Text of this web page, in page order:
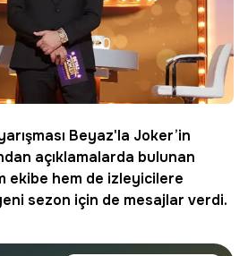
Beyaz'la Joker’in
açıklamalarda bulunan
ekibe hem de izleyicilere
sezon için de mesajlar verdi.